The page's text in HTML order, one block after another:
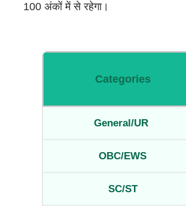
100 अंकों में से रहेगा।
Categories
General/UR
OBC/EWS
SC/ST